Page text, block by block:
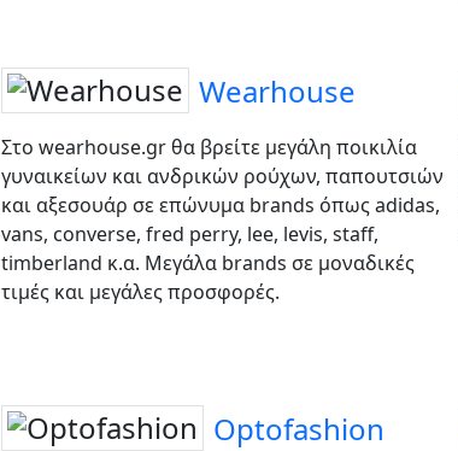
Wearhouse
Στο wearhouse.gr θα βρείτε μεγάλη ποικιλία
γυναικείων και ανδρικών ρούχων, παπουτσιών
και αξεσουάρ σε επώνυμα brands όπως adidas,
vans, converse, fred perry, lee, levis, staff,
timberland κ.α. Μεγάλα brands σε μοναδικές
τιμές και μεγάλες προσφορές.
Optofashion